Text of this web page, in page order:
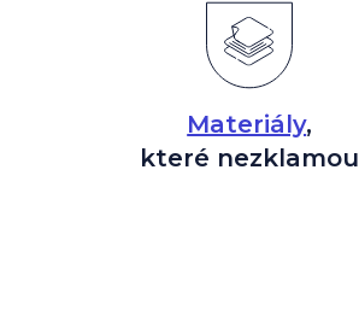
Materiály,
které nezklamou